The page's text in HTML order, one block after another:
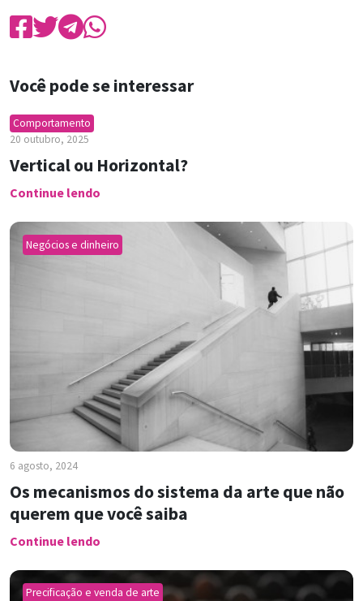
Você pode se interessar
Comportamento
20 outubro, 2025
Vertical ou Horizontal?
Continue lendo
Negócios e dinheiro
6 agosto, 2024
Os mecanismos do sistema da arte que não
querem que você saiba
Continue lendo
Precificação e venda de arte